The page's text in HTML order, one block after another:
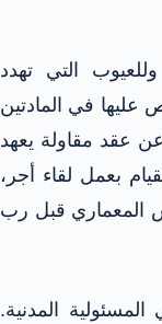
التي تهدد
عليها في المادتين
عن عقد مقاولة يعهد
بعمل لقاء أجر،
المعماري قبل رب
المدنية.